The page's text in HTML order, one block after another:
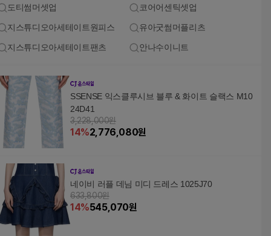
도티썸머셋업 코어어센틱셋업
지스튜디오아세테이트원피스 유아굿썸머플리츠
지스튜디오아세테이트팬츠 안나수이니트
SSENSE 익스클루시브 블루 & 화이트 슬랙스 M10
24D41
3,228,000원
14%2,776,080원
네이비 러플 데님 미디 드레스 1025J70
633,800원
14%545,070원